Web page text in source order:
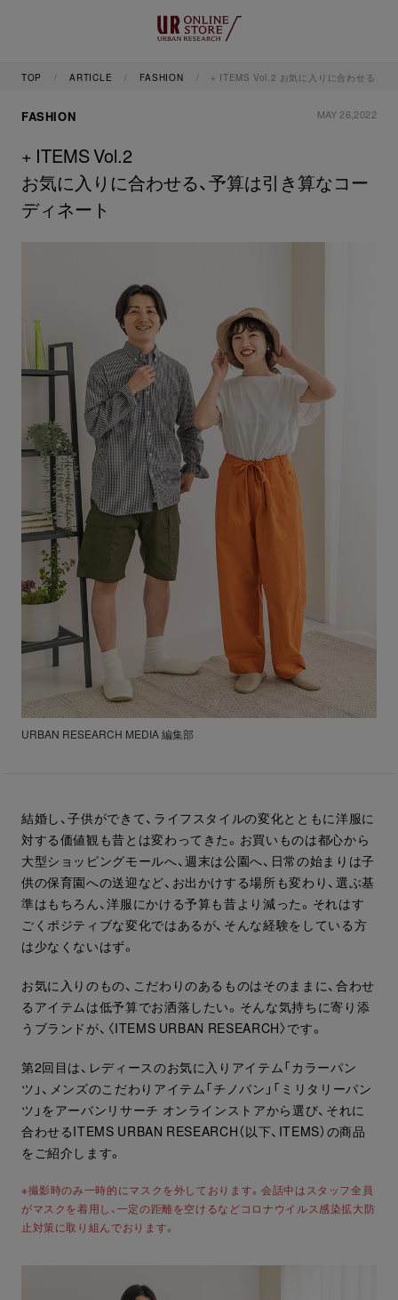
TOP ARTICLE FASHION + ITEMS Vol.2 お気に入りに合わせる、予
FASHION MAY 26,2022
+ ITEMS Vol.2
お気に入りに合わせる、予算は引き算なコー
ディネート
URBAN RESEARCH MEDIA 編集部
結婚し、子供ができて、ライフスタイルの変化とともに洋服に
対する価値観も昔とは変わってきた。お買いものは都心から
大型ショッピングモールへ、週末は公園へ、日常の始まりは子
供の保育園への送迎など、お出かけする場所も変わり、選ぶ基
準はもちろん、洋服にかける予算も昔より減った。それはす
ごくポジティブな変化ではあるが、そんな経験をしている方
は少なくないはず。
お気に入りのもの、こだわりのあるものはそのままに、合わせ
るアイテムは低予算でお洒落したい。そんな気持ちに寄り添
うブランドが、〈ITEMS URBAN RESEARCH〉です。
第2回目は、レディースのお気に入りアイテム「カラーパン
ツ」、メンズのこだわりアイテム「チノパン」「ミリタリーパン
ツ」をアーバンリサーチ オンラインストアから選び、それに
合わせるITEMS URBAN RESEARCH（以下、ITEMS）の商品
をご紹介します。
※撮影時のみ一時的にマスクを外しております。会話中はスタッフ全員
がマスクを着用し、一定の距離を空けるなどコロナウイルス感染拡大防
止対策に取り組んでおります。